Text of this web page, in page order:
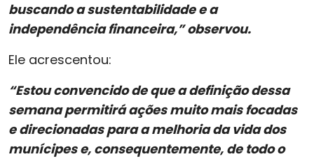
buscando a sustentabilidade e a
independência financeira,” observou.
Ele acrescentou:
“Estou convencido de que a definição dessa
semana permitirá ações muito mais focadas
e direcionadas para a melhoria da vida dos
munícipes e, consequentemente, de todo o